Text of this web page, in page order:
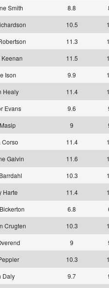
Smith 8.8
10.5
11.3
11.5
Ison 9.9
Healy 11.4
Evans 9.6
9
Corso 11.4
Galvin 11.6
10.3
Harte 11.4
6.8
Crugten 10.3
9
10.3
Daly 9.7